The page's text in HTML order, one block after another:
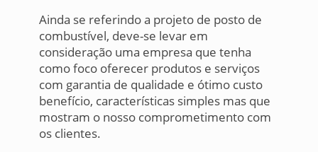
Ainda se referindo a projeto de posto de
combustível, deve-se levar em
consideração uma empresa que tenha
como foco oferecer produtos e serviços
com garantia de qualidade e ótimo custo
benefício, características simples mas que
mostram o nosso comprometimento com
os clientes.